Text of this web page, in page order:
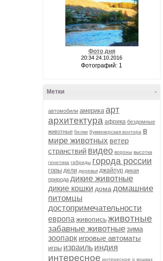
Фото дня
20:34 24.10.2016
Фотографий: 1
-
Метки
автомобили америка арт
архитектура африка бездомные
животные белки букмекерская контора в
мире животных ветер
странствий видео вороны высотка
генетика гибриды города россии
горы дели деревья джайпур дикая
природа дикие животные
дикие кошки дома домашние
питомцы
достопримечательности
европа живописьживотные
забавные животныезима
зоопарк игровые автоматы
игры израиль индия
интересное интересное о кошках